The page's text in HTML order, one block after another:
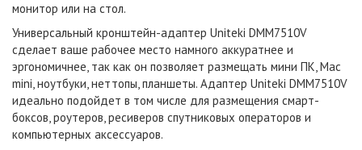
монитор или на стол.
Универсальный кронштейн-адаптер Uniteki DMM7510V
сделает ваше рабочее место намного аккуратнее и
эргономичнее, так как он позволяет размещать мини ПК, Mac
mini, ноутбуки, неттопы, планшеты. Адаптер Uniteki DMM7510V
идеально подойдет в том числе для размещения смарт-
боксов, роутеров, ресиверов спутниковых операторов и
компьютерных аксессуаров.